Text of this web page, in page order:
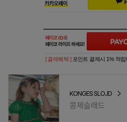
[ 결제혜택 ] 포인트 결제시 1% 적립!
KONGES SLOJD
콩제슬래드